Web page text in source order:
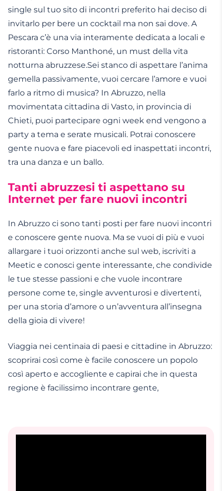
single sul tuo sito di incontri preferito hai deciso di
invitarlo per bere un cocktail ma non sai dove. A
Pescara c’è una via interamente dedicata a locali e
ristoranti: Corso Manthoné, un must della vita
notturna abruzzese.Sei stanco di aspettare l’anima
gemella passivamente, vuoi cercare l’amore e vuoi
farlo a ritmo di musica? In Abruzzo, nella
movimentata cittadina di Vasto, in provincia di
Chieti, puoi partecipare ogni week end vengono a
party a tema e serate musicali. Potrai conoscere
gente nuova e fare piacevoli ed inaspettati incontri,
tra una danza e un ballo.
Tanti abruzzesi ti aspettano su
Internet per fare nuovi incontri
In Abruzzo ci sono tanti posti per fare nuovi incontri
e conoscere gente nuova. Ma se vuoi di più e vuoi
allargare i tuoi orizzonti anche sul web, iscriviti a
Meetic e conosci gente interessante, che condivide
le tue stesse passioni e che vuole incontrare
persone come te, single avventurosi e divertenti,
per una storia d’amore o un’avventura all’insegna
della gioia di vivere!
Viaggia nei centinaia di paesi e cittadine in Abruzzo:
scoprirai così come è facile conoscere un popolo
così aperto e accogliente e capirai che in questa
regione è facilissimo incontrare gente,